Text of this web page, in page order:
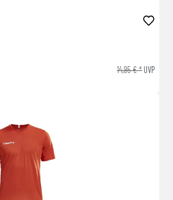
14,95 € *UVP